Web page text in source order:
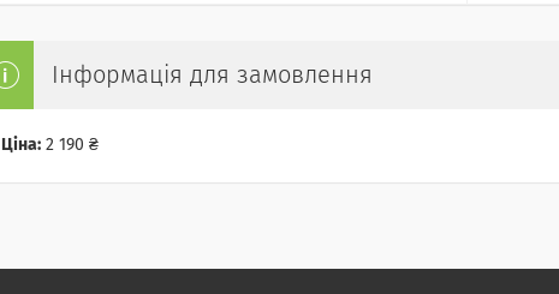
Інформація для замовлення
Ціна: 2 190 ₴